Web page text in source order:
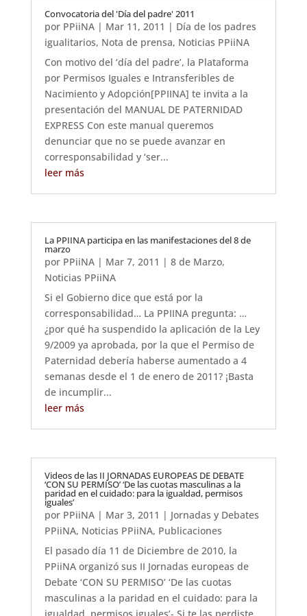
Convocatoria del 'Día del padre' 2011
por PPiiNA| Mar 11, 2011 | Día de los padres
igualitarios, Nota de prensa, Noticias PPiiNA
Con motivo del ‘día del padre’, la Plataforma
por Permisos Iguales e Intransferibles de
Nacimiento y Adopción[PPIINA] te invita a la
presentación del MANUAL DE PATERNIDAD
EXPRESS Con este manual queremos
denunciar que no se puede avanzar en
corresponsabilidad y ‘ser...
leer más
La PPIINA participa en las manifestaciones del 8 de
marzo
por PPiiNA| Mar 7, 2011 | 8 de Marzo,
Noticias PPiiNA
Si el Gobierno dice que está por la
corresponsabilidad… La PPIINA pregunta: …
¿por qué ha suspendido la aplicación de la Ley
9/2009 ya aprobada, por la que el Permiso de
Paternidad debería haberse aumentado a 4
semanas desde el 1 de enero de 2011? ¡Basta
de incumplir...
leer más
Videos de las II JORNADAS EUROPEAS DE DEBATE
‘CON SU PERMISO’ ‘De las cuotas masculinas a la
paridad en el cuidado: para la igualdad, permisos
iguales’
por PPiiNA| Mar 3, 2011 | Jornadas y Debates
PPiiNA, Noticias PPiiNA, Publicaciones
El pasado día 11 de Diciembre de 2010, la
PPiiNA organizó sus II Jornadas europeas de
Debate ‘CON SU PERMISO’ ‘De las cuotas
masculinas a la paridad en el cuidado: para la